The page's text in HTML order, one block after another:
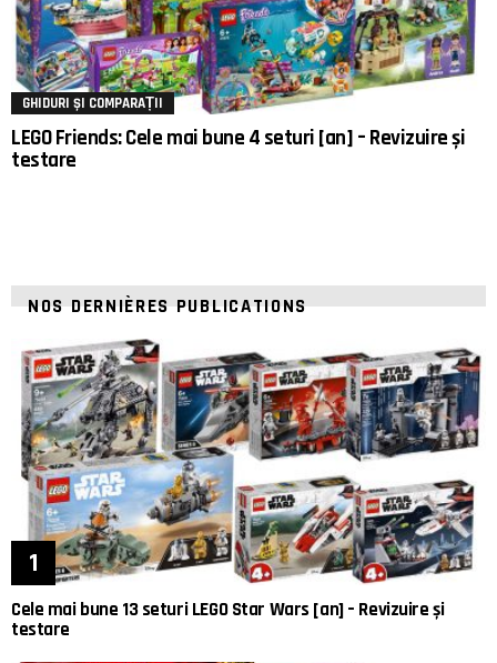
GHIDURI ȘI COMPARAȚII
LEGO Friends: Cele mai bune 4 seturi [an] – Revizuire și
testare
NOS DERNIÈRES PUBLICATIONS
Cele mai bune 13 seturi LEGO Star Wars [an] – Revizuire și
testare